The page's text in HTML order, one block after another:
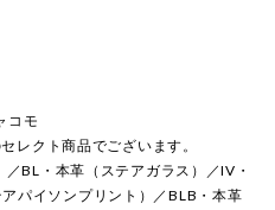
コモ
クト商品でございます。
BL・本革（ステアガラス）／IV・
パイソンプリント）／BLB・本革